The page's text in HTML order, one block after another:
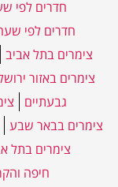
חדרים לפי
חדרים לפי
צימרים בתל אביב
צימרים באזור
גבעתיים
צימרים בבאר שבע
צימרים בתל
חיפה